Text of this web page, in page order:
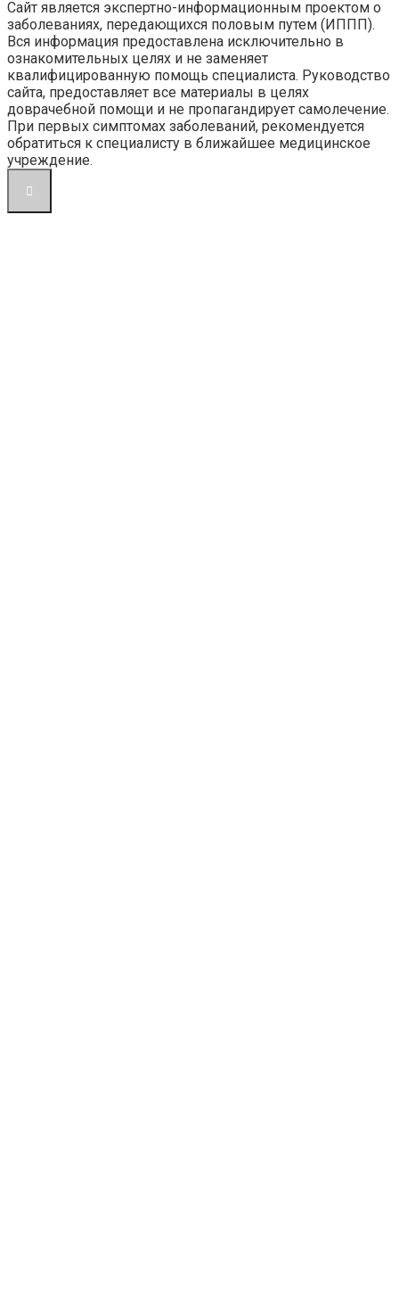
Сайт является экспертно-информационным проектом о
заболеваниях, передающихся половым путем (ИППП).
Вся информация предоставлена исключительно в
ознакомительных целях и не заменяет
квалифицированную помощь специалиста. Руководство
сайта, предоставляет все материалы в целях
доврачебной помощи и не пропагандирует самолечение.
При первых симптомах заболеваний, рекомендуется
обратиться к специалисту в ближайшее медицинское
учреждение.